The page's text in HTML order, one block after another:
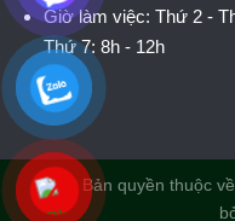
Giờ làm việc: Thứ 2 -
Thứ 7: 8h - 12h
© Bản quyền thuộc